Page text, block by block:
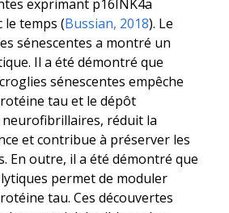
exprimant p16INK4a
le temps (Bussian, 2018). Le
sénescentes a montré un
Il a été démontré que
sénescentes empêche
tau et le dépôt
réduit la
et contribue à préserver les
En outre, il a été démontré que
permet de moduler
tau. Ces découvertes